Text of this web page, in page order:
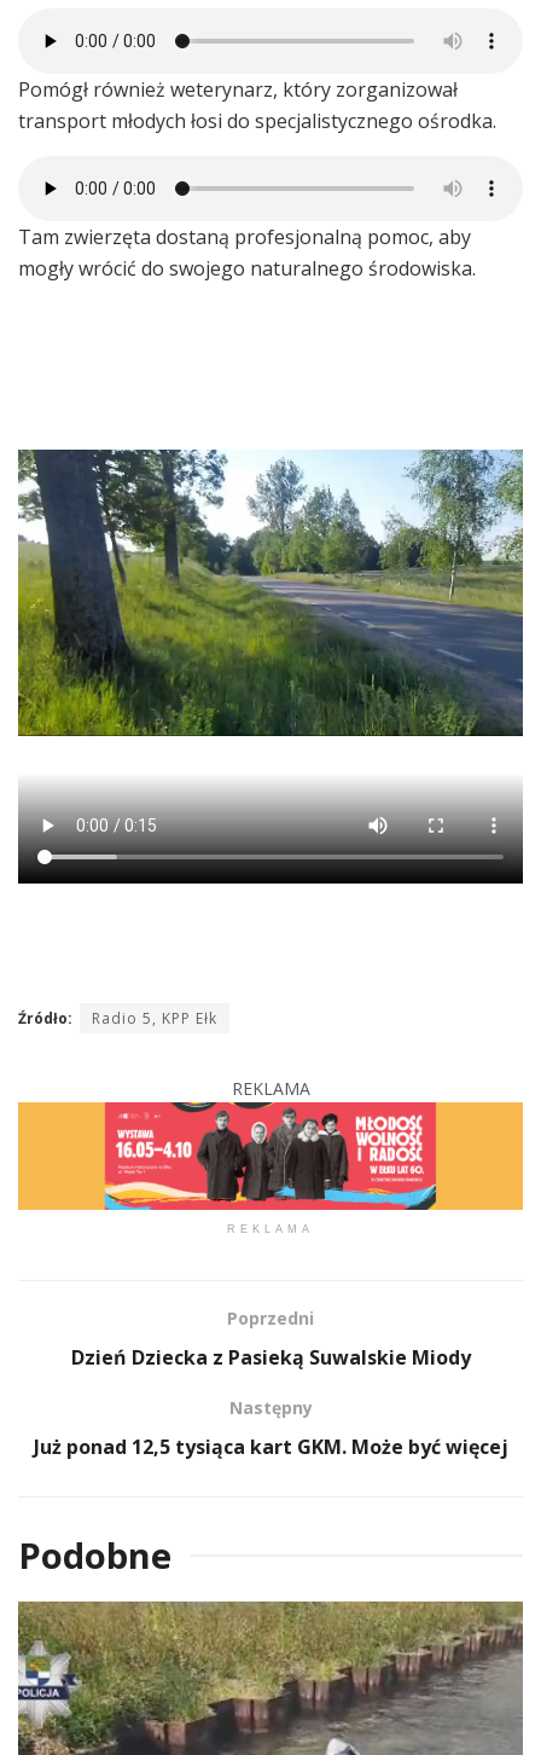
Pomógł również weterynarz, który zorganizował
transport młodych łosi do specjalistycznego ośrodka.
Tam zwierzęta dostaną profesjonalną pomoc, aby
mogły wrócić do swojego naturalnego środowiska.
Źródło: Radio 5, KPP Ełk
REKLAMA
REKLAMA
Poprzedni
Dzień Dziecka z Pasieką Suwalskie Miody
Następny
Już ponad 12,5 tysiąca kart GKM. Może być więcej
Podobne